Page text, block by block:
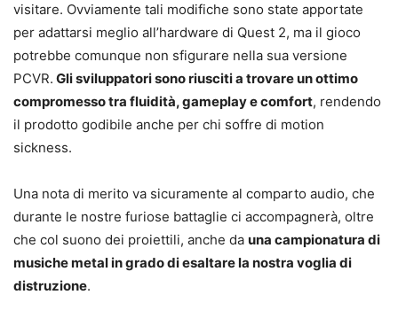
visitare. Ovviamente tali modifiche sono state apportate
per adattarsi meglio all’hardware di Quest 2, ma il gioco
potrebbe comunque non sfigurare nella sua versione
PCVR. Gli sviluppatori sono riusciti a trovare un ottimo
compromesso tra fluidità, gameplay e comfort, rendendo
il prodotto godibile anche per chi soffre di motion
sickness.
Una nota di merito va sicuramente al comparto audio, che
durante le nostre furiose battaglie ci accompagnerà, oltre
che col suono dei proiettili, anche da una campionatura di
musiche metal in grado di esaltare la nostra voglia di
distruzione.